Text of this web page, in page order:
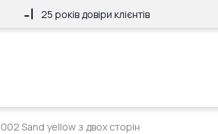
25 років довіри клієнтів
Sand yellow з двох сторін